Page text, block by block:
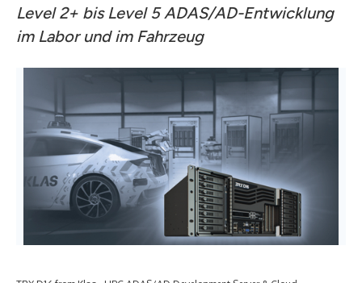
Level 2+ bis Level 5 ADAS/AD-Entwicklung
im Labor und im Fahrzeug